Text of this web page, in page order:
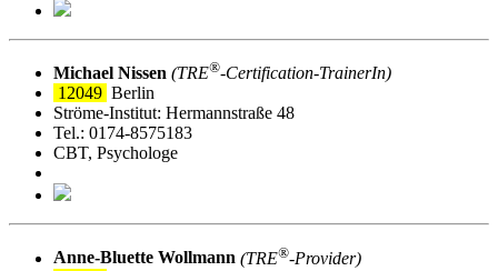
Michael Nissen (TRE®‑Certification-TrainerIn)
12049 Berlin
Ströme-Institut: Hermannstraße 48
Tel.: 0174-8575183
CBT, Psychologe
Anne-Bluette Wollmann (TRE®‑Provider)